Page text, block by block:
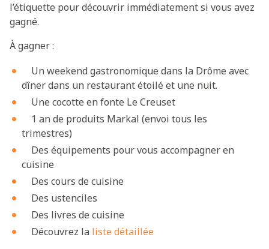
l’étiquette pour découvrir immédiatement si vous avez
gagné.
À gagner :
Un weekend gastronomique dans la Drôme avec
dîner dans un restaurant étoilé et une nuit.
Une cocotte en fonte Le Creuset
1 an de produits Markal (envoi tous les
trimestres)
Des équipements pour vous accompagner en
cuisine
Des cours de cuisine
Des ustenciles
Des livres de cuisine
Découvrez la liste détaillée